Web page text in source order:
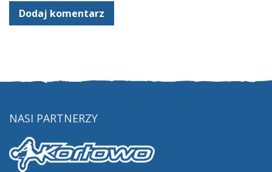
NASI PARTNERZY